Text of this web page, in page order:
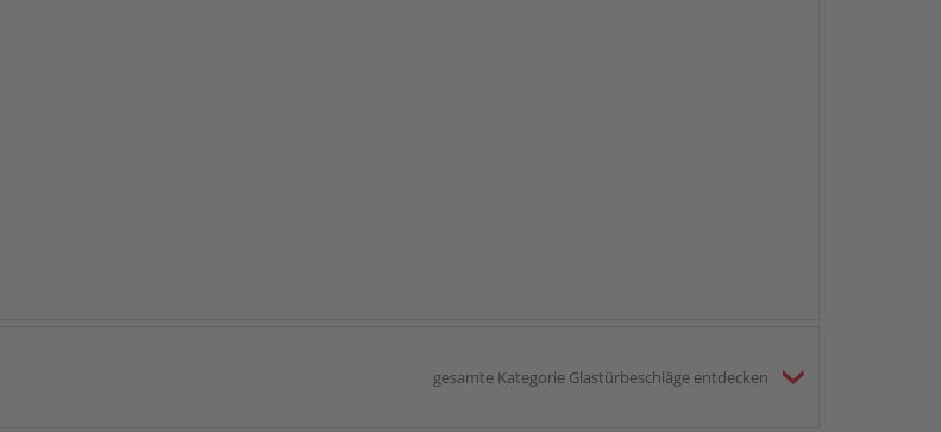
gesamte Kategorie Glastürbeschläge entdecken